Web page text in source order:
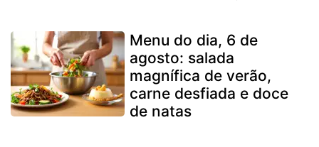
Menu do dia, 6 de
agosto: salada
magnífica de verão,
carne desfiada e doce
de natas